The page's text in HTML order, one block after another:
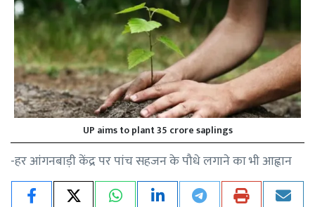
UP aims to plant 35 crore saplings
-हर आंगनबाड़ी केंद्र पर पांच सहजन के पौधे लगाने का भी आह्वान